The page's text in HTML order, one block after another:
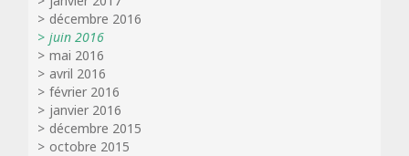
décembre 2016
juin 2016
mai 2016
avril 2016
février 2016
janvier 2016
décembre 2015
octobre 2015